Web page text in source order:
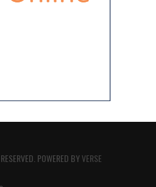
POWERED BYVERSE